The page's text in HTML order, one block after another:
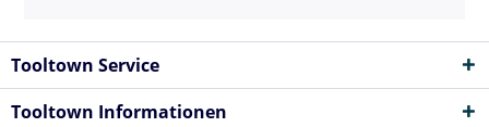
Tooltown Service
Tooltown Informationen